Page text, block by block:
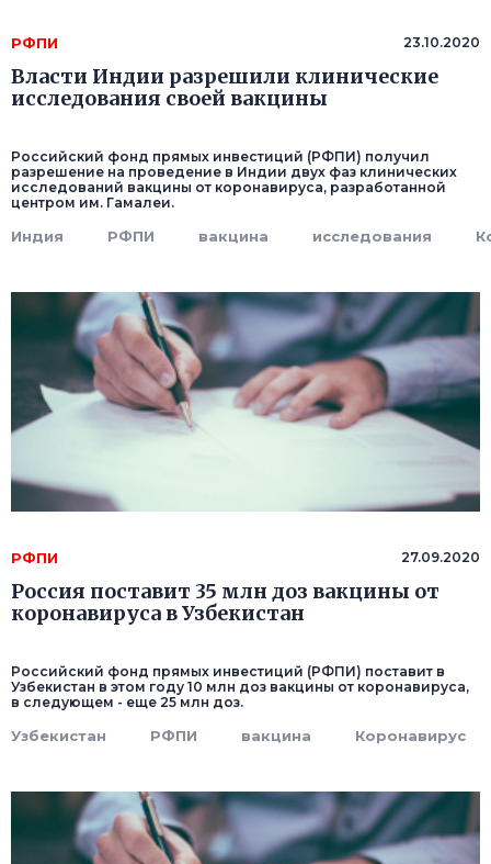
РФПИ 23.10.2020
Власти Индии разрешили клинические
исследования своей вакцины
Российский фонд прямых инвестиций (РФПИ) получил
разрешение на проведение в Индии двух фаз клинических
исследований вакцины от коронавируса, разработанной
центром им. Гамалеи.
Индия РФПИ вакцина исследования
РФПИ 27.09.2020
Россия поставит 35 млн доз вакцины от
коронавируса в Узбекистан
Российский фонд прямых инвестиций (РФПИ) поставит в
Узбекистан в этом году 10 млн доз вакцины от коронавируса,
в следующем - еще 25 млн доз.
Узбекистан РФПИ вакцина Коронавирус